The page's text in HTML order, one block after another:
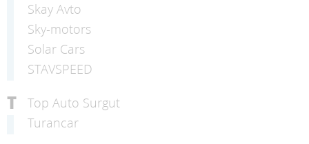
Skay Avto
Sky-motors
Solar Cars
STAVSPEED
T
Top Auto Surgut
Turancar